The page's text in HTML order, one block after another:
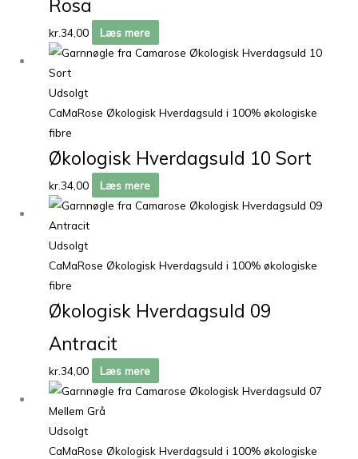
Rosa
kr.34,00 Læs mere
Udsolgt
CaMaRose Økologisk Hverdagsuld i 100% økologiske
fibre
Økologisk Hverdagsuld 10 Sort
kr.34,00 Læs mere
Udsolgt
CaMaRose Økologisk Hverdagsuld i 100% økologiske
fibre
Økologisk Hverdagsuld 09
Antracit
kr.34,00 Læs mere
Udsolgt
CaMaRose Økologisk Hverdagsuld i 100% økologiske